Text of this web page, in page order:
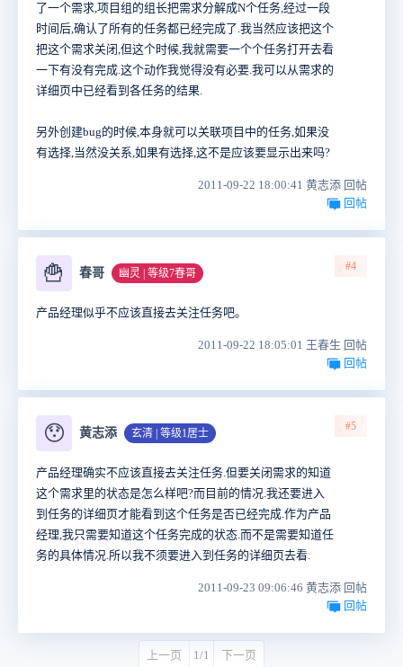
了一个需求,项目组的组长把需求分解成N个任务,经过一段
时间后,确认了所有的任务都已经完成了.我当然应该把这个
把这个需求关闭,但这个时候,我就需要一个个任务打开去看
一下有没有完成.这个动作我觉得没有必要.我可以从需求的
详细页中已经看到各任务的结果.
另外创建bug的时候,本身就可以关联项目中的任务,如果没
有选择,当然没关系,如果有选择,这不是应该要显示出来吗?
2011-09-22 18:00:41 黄志添 回帖
回帖
🍟 春哥 幽灵 | 等级7春哥
#4
产品经理似乎不应该直接去关注任务吧。
2011-09-22 18:05:01 王春生 回帖
回帖
😯 黄志添 玄清 | 等级1居士
#5
产品经理确实不应该直接去关注任务.但要关闭需求的知道
这个需求里的状态是怎么样吧?而目前的情况.我还要进入
到任务的详细页才能看到这个任务是否已经完成.作为产品
经理,我只需要知道这个任务完成的状态.而不是需要知道任
务的具体情况.所以我不须要进入到任务的详细页去看.
2011-09-23 09:06:46 黄志添 回帖
回帖
上一页 1/1 下一页